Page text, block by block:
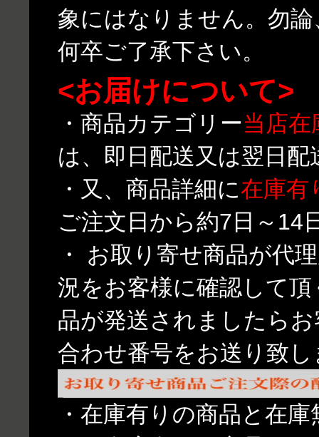
象にはなりません。勿
何卒ご了承下さい。
<お届けについて>
・商品カテゴリー当店在
は、即日配送又は翌日
・又、商品詳細に在庫有
ご注文日から約7日～14
・ お取り寄せ商品が代
況をお客様に確認して
品が発送されましたら
合わせ番号をお送り致し
・在庫有りの商品と在